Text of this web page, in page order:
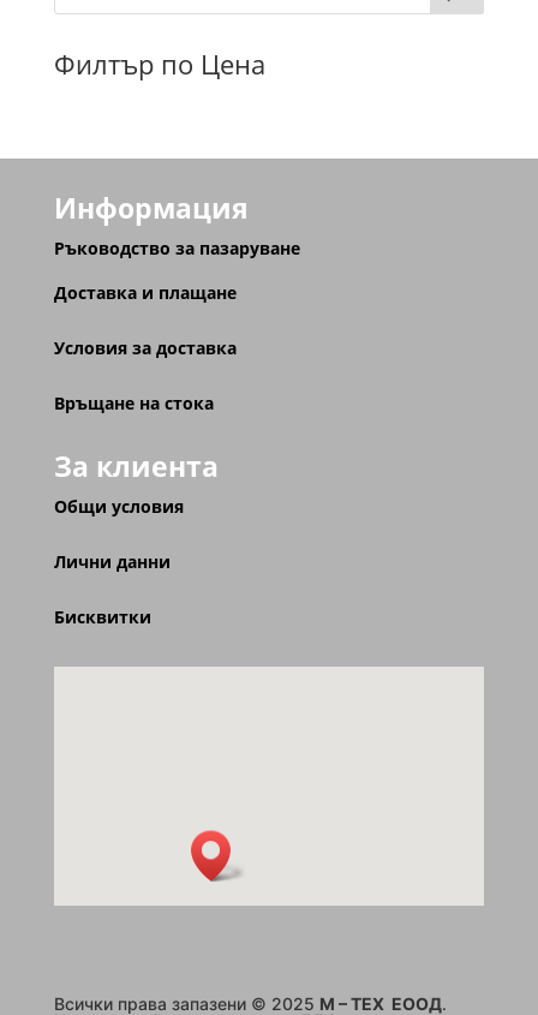
Филтър по Цена
Информация
Ръководство за пазаруване
Доставка и плащане
Условия за доставка
Връщане на стока
За клиента
Общи условия
Лични данни
Бисквитки
Всички права запазени © 2025 M – TEX ЕООД.